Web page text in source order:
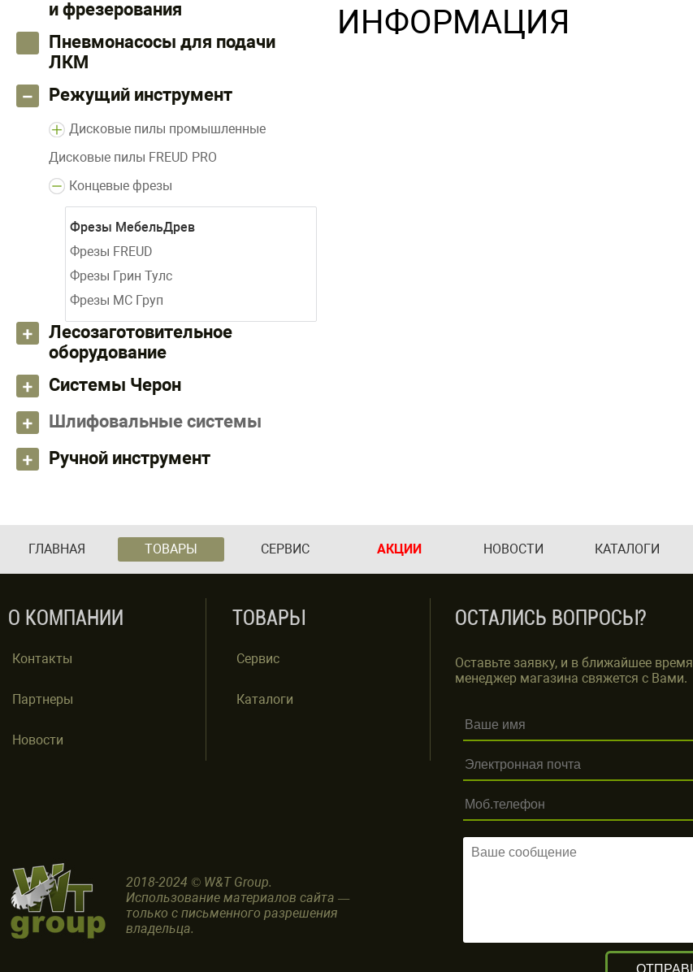
и фрезерования
Пневмонасосы для подачи
ЛКМ
Режущий инструмент
Дисковые пилы промышленные
Дисковые пилы FREUD PRO
Концевые фрезы
Фрезы МебельДрев
Фрезы FREUD
Фрезы Грин Тулс
Фрезы МС Груп
Лесозаготовительное
оборудование
Системы Черон
Шлифовальные системы
Ручной инструмент
ИНФОРМАЦИЯ
ГЛАВНАЯ ТОВАРЫ СЕРВИС АКЦИИ НОВОСТИ КАТАЛОГИ
О КОМПАНИИ
Контакты
Партнеры
Новости
ТОВАРЫ
Сервис
Каталоги
2018-2024 © W&T Group.
Использование материалов сайта —
только с письменного разрешения
владельца.
ОСТАЛИСЬ ВОПРОСЫ?
Оставьте заявку, и в ближайшее время
менеджер магазина свяжется с Вами.